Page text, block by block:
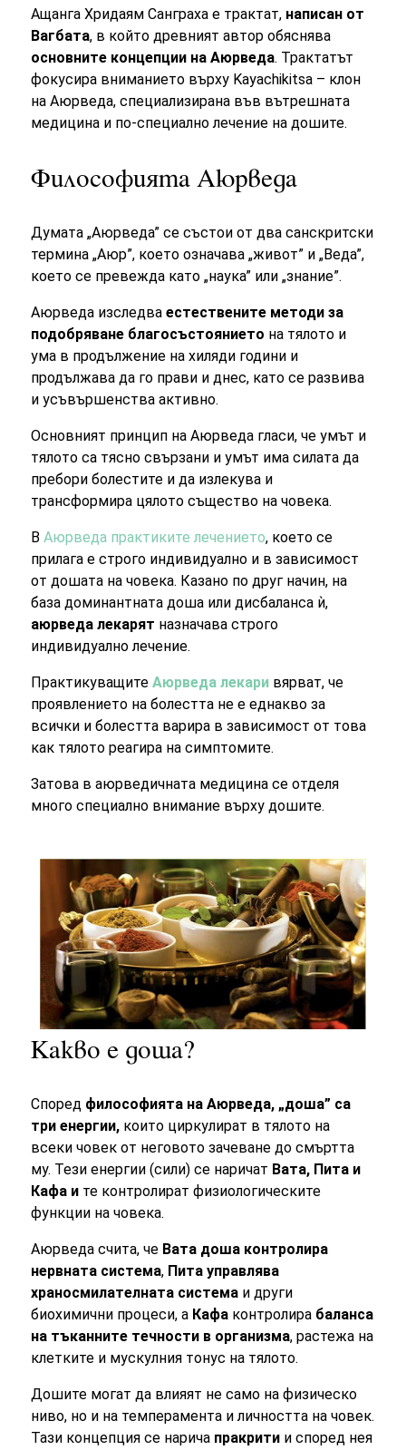
Ащанга Хридаям Санграха е трактат, написан от
Вагбата, в който древният автор обяснява
основните концепции на Аюрведа. Трактатът
фокусира вниманието върху Kayachikitsa – клон
на Аюрведа, специализирана във вътрешната
медицина и по-специално лечение на дошите.
Философията Аюрведа
Думата „Аюрведа” се състои от два санскритски
термина „Аюр”, което означава „живот” и „Веда”,
което се превежда като „наука” или „знание”.
Аюрведа изследваестествените методи за
подобряване благосъстоянието на тялото и
ума в продължение на хиляди години и
продължава да го прави и днес, като се развива
и усъвършенства активно.
Основният принцип на Аюрведа гласи, че умът и
тялото са тясно свързани и умът има силата да
пребори болестите и да излекува и
трансформира цялото същество на човека.
ВАюрведа практиките лечението, което се
прилага е строго индивидуално и в зависимост
от дошата на човека. Казано по друг начин, на
база доминантната доша или дисбаланса ѝ,
аюрведа лекарят назначава строго
индивидуално лечение.
ПрактикуващитеАюрведа лекари вярват, че
проявлението на болестта не е еднакво за
всички и болестта варира в зависимост от това
как тялото реагира на симптомите.
Затова в аюрведичната медицина се отделя
много специално внимание върху дошите.
Какво е доша?
Според философията на Аюрведа, „доша” са
три енергии, които циркулират в тялото на
всеки човек от неговото зачеване до смъртта
му. Тези енергии (сили) се наричат Вата, Пита и
Кафа и те контролират физиологическите
функции на човека.
Аюрведа счита, че Вата доша контролира
нервната система, Пита управлява
храносмилателната система и други
биохимични процеси, а Кафа контролира баланса
на тъканните течности в организма, растежа на
клетките и мускулния тонус на тялото.
Дошите могат да влияят не само на физическо
ниво, но и на темперамента и личността на човек.
Тази концепция се нарича пракрити и според нея